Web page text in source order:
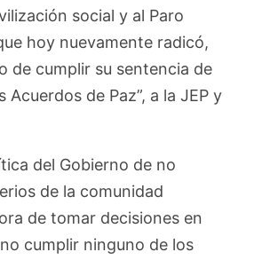
social y al Paro
hoy nuevamente radicó,
de cumplir su sentencia de
Acuerdos de Paz”, a la JEP y
del Gobierno de no
de la comunidad
de tomar decisiones en
cumplir ninguno de los